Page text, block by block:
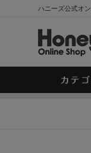
ハニーズ公式オ